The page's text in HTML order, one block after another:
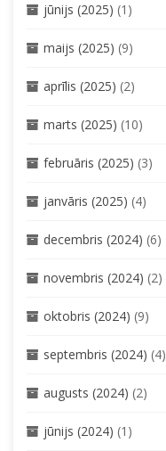
jūnijs (2025) (1)
maijs (2025) (9)
aprīlis (2025) (2)
marts (2025) (10)
februāris (2025) (3)
janvāris (2025) (4)
decembris (2024) (6)
novembris (2024) (2)
oktobris (2024) (9)
septembris (2024) (4)
augusts (2024) (2)
jūnijs (2024) (1)